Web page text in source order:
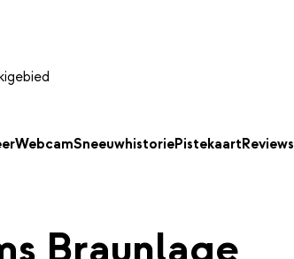
WebcamSneeuwhistoriePistekaartReviews